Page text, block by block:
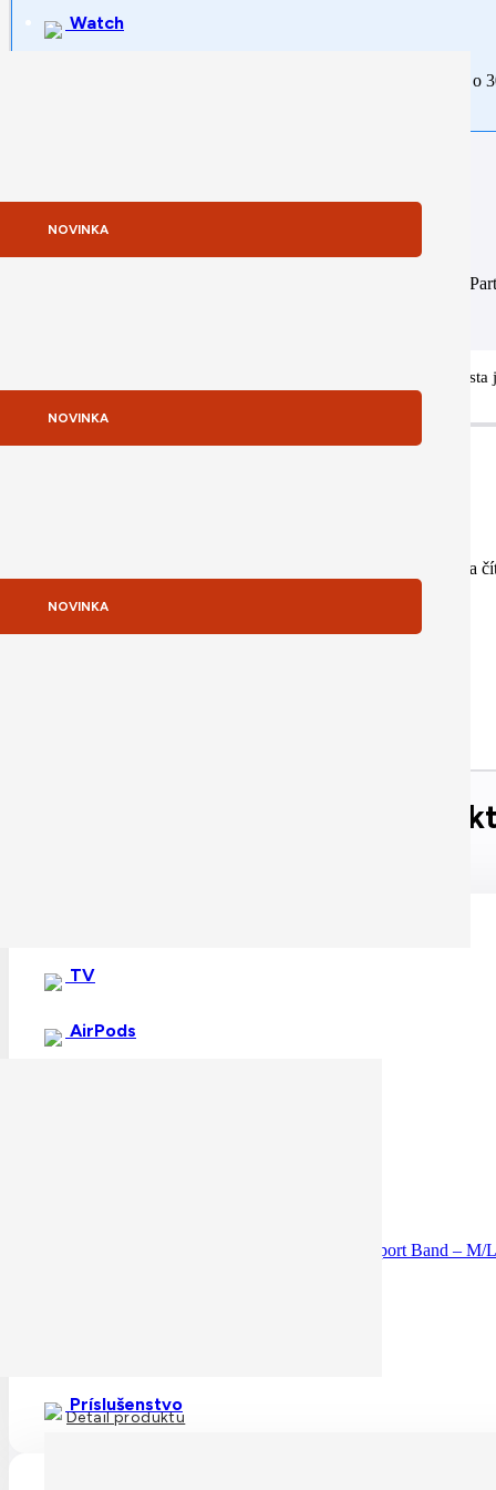
Watch
NOVINKA
NOVINKA
NOVINKA
TV
AirPods
Príslušenstvo
Rozdeľte si platbu na tretiny. Prvú zaplatite ihneď, zvyšné dve o
Naša firma je zapojená do Apple DPP programu (Distribution
Potrebujete poradiť s výberom tohto produktu? Náš Apple
Smart Folio na iPad Pro (M5) sa dá nastaviť do rôznych uhlov na
Príslušenstvo / Podobné
Apple Watch 46mm Sport Band: Bright Guava Sport Band –
Detail produktu